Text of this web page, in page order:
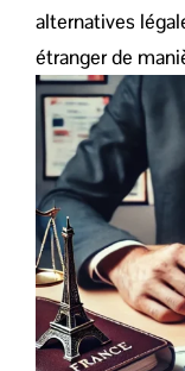
alternatives
étranger de